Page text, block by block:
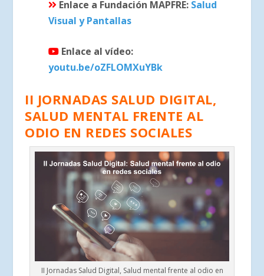
Enlace a Fundación MAPFRE: Salud
Visual y Pantallas
Enlace al vídeo:
youtu.be/oZFLOMXuYBk
II JORNADAS SALUD DIGITAL,
SALUD MENTAL FRENTE AL
ODIO EN REDES SOCIALES
II Jornadas Salud Digital, Salud mental frente al odio en